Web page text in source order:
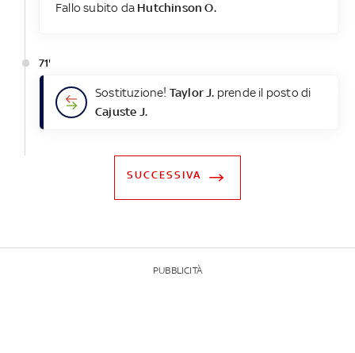
Fallo subito da Hutchinson O.
71'
Sostituzione! Taylor J. prende il posto di
Cajuste J.
SUCCESSIVA
PUBBLICITÀ